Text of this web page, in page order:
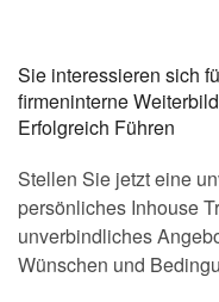
Sie interessieren sich
firmeninterne
Erfolgreich Führen
Stellen Sie jetzt eine
persönliches Inhouse
unverbindliches
Wünschen und